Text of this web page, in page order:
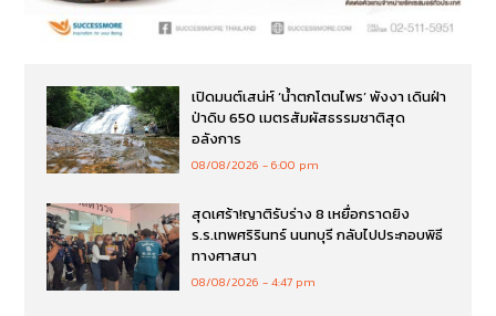
เปิดมนต์เสน่ห์ ‘น้ำตกโตนไพร’ พังงา เดินฝ่า
ป่าดิบ 650 เมตรสัมผัสธรรมชาติสุด
อลังการ
08/08/2026 6:00 pm
สุดเศร้า!ญาติรับร่าง 8 เหยื่อกราดยิง
ร.ร.เทพศริรินทร์ นนทบุรี กลับไปประกอบพิธี
ทางศาสนา
08/08/2026 4:47 pm